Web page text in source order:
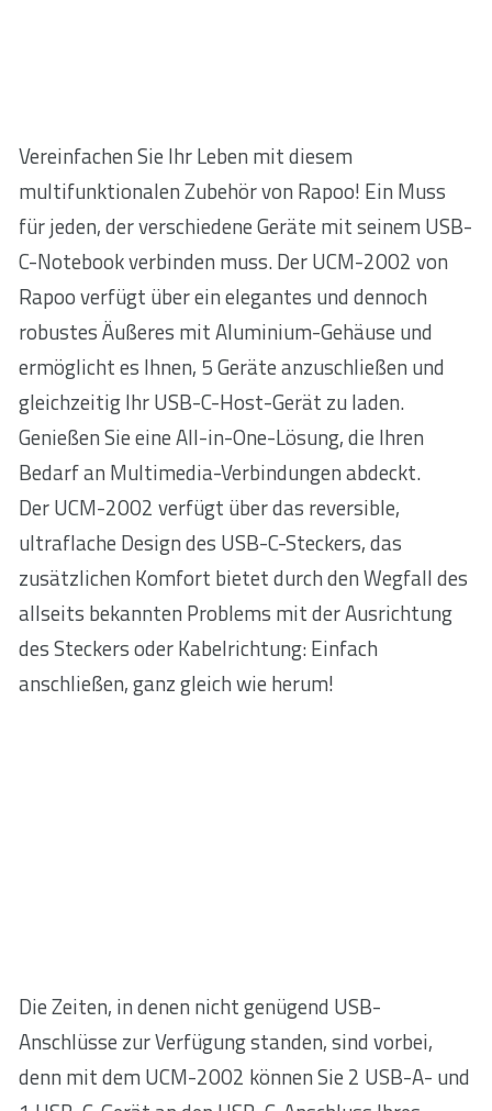
Vereinfachen Sie Ihr Leben mit diesem
multifunktionalen Zubehör von Rapoo! Ein Muss
für jeden, der verschiedene Geräte mit seinem USB-
C-Notebook verbinden muss. Der UCM-2002 von
Rapoo verfügt über ein elegantes und dennoch
robustes Äußeres mit Aluminium-Gehäuse und
ermöglicht es Ihnen, 5 Geräte anzuschließen und
gleichzeitig Ihr USB-C-Host-Gerät zu laden.
Genießen Sie eine All-in-One-Lösung, die Ihren
Bedarf an Multimedia-Verbindungen abdeckt.
Der UCM-2002 verfügt über das reversible,
ultraflache Design des USB-C-Steckers, das
zusätzlichen Komfort bietet durch den Wegfall des
allseits bekannten Problems mit der Ausrichtung
des Steckers oder Kabelrichtung: Einfach
anschließen, ganz gleich wie herum!
Die Zeiten, in denen nicht genügend USB-
Anschlüsse zur Verfügung standen, sind vorbei,
denn mit dem UCM-2002 können Sie 2 USB-A- und